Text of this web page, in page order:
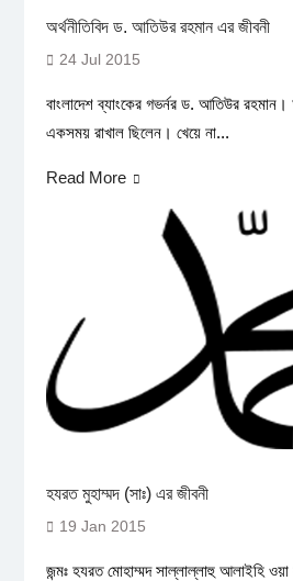
অর্থনীতিবিদ ড. আতিউর রহমান এর জীবনী
24 Jul 2015
বাংলাদেশ ব্যাংকের গভর্নর ড. আতিউর
একসময় রাখাল ছিলেন। খেয়ে না...
Read More
হযরত মুহাম্মদ (সাঃ) এর জীবনী
19 Jan 2015
জন্মঃ হযরত মোহাম্মদ সাল্লাল্লাহু আলাইহি